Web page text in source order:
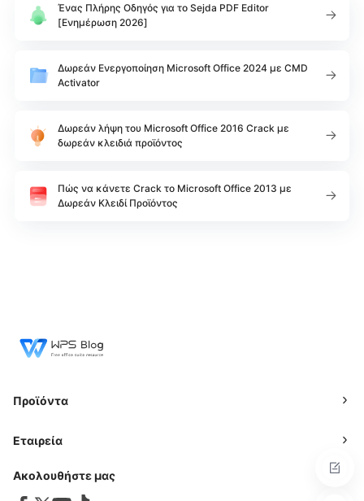
Ένας Πλήρης Οδηγός για το Sejda PDF Editor
[Ενημέρωση 2026]
Δωρεάν Ενεργοποίηση Microsoft Office 2024 με CMD
Activator
Δωρεάν λήψη του Microsoft Office 2016 Crack με
δωρεάν κλειδιά προϊόντος
Πώς να κάνετε Crack το Microsoft Office 2013 με
Δωρεάν Κλειδί Προϊόντος
Προϊόντα
Εταιρεία
Ακολουθήστε μας